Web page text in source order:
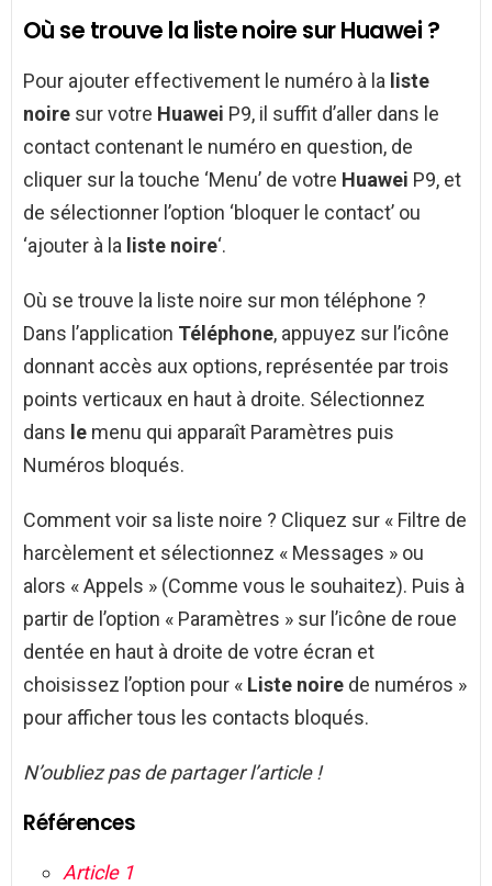
Où se trouve la liste noire sur Huawei ?
Pour ajouter effectivement le numéro à la liste
noire sur votre Huawei P9, il suffit d’aller dans le
contact contenant le numéro en question, de
cliquer sur la touche ‘Menu’ de votre Huawei P9, et
de sélectionner l’option ‘bloquer le contact’ ou
‘ajouter à la liste noire‘.
Où se trouve la liste noire sur mon téléphone ?
Dans l’application Téléphone, appuyez sur l’icône
donnant accès aux options, représentée par trois
points verticaux en haut à droite. Sélectionnez
dans le menu qui apparaît Paramètres puis
Numéros bloqués.
Comment voir sa liste noire ? Cliquez sur « Filtre de
harcèlement et sélectionnez « Messages » ou
alors « Appels » (Comme vous le souhaitez). Puis à
partir de l’option « Paramètres » sur l’icône de roue
dentée en haut à droite de votre écran et
choisissez l’option pour « Liste noire de numéros »
pour afficher tous les contacts bloqués.
N’oubliez pas de partager l’article !
Références
Article 1